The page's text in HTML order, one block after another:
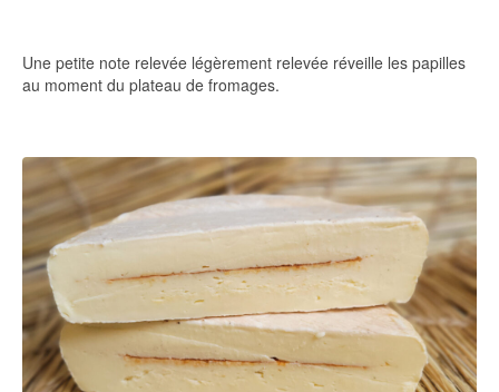
Une petite note relevée légèrement relevée réveille les papilles
au moment du plateau de fromages.